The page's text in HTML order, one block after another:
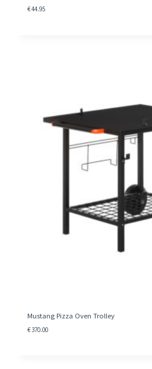
€44.95
Mustang Pizza Oven Trolley
€370.00